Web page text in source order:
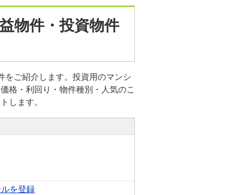
物件・投資物件
をご紹介します。投資用のマンシ
格・利回り・物件種別・人気のこ
します。
を登録